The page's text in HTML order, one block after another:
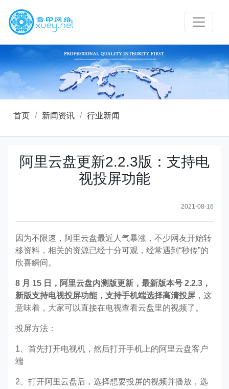
首页 / 新闻资讯 / 行业新闻
阿里云盘更新2.2.3版：支持电
视投屏功能
2021-08-16
因为不限速，阿里云盘最近人气暴涨，不少网友开始转
移资料，相关的资源已经十分可观，经常遇到“秒传”的
欣喜瞬间。
8 月 15 日，阿里云盘内测版更新，最新版本号 2.2.3，
新版支持电视投屏功能，支持手机端选择高清投屏 ，这
意味着，大家可以直接在电视查看云盘里的视频了。
投屏方法：
1、首先打开电视机，然后打开手机上的阿里云盘客户
端
2、打开阿里云盘后，选择想要投屏的视频并播放，选